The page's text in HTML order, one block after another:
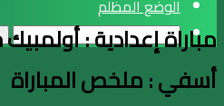
الوضع المظلم
أسفي : ملخص المباراة